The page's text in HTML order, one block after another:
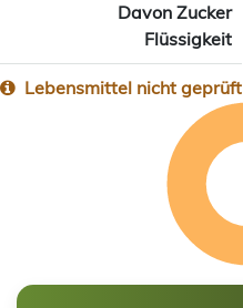
Davon Zucker
Flüssigkeit
Lebensmittel nicht geprüft